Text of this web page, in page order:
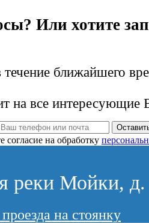
Или хотите
ближайшего
на все интересующие
согласие на обработку
реки Мойки,
на стоянку